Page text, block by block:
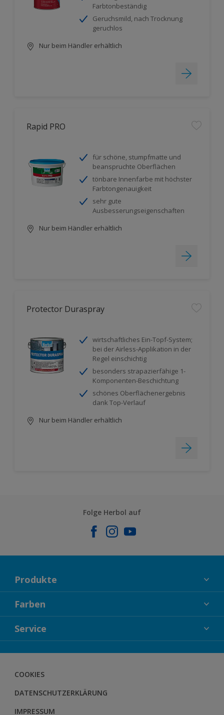
Farbtonbeständig
Geruchsmild, nach Trocknung
geruchlos
Nur beim Händler erhältlich
Rapid PRO
für schöne, stumpfmatte und
beanspruchte Oberflächen
tönbare Innenfarbe mit höchster
Farbtongenauigkeit
sehr gute
Ausbesserungseigenschaften
Nur beim Händler erhältlich
Protector Duraspray
wirtschaftliches Ein-Topf-System;
bei der Airless-Applikation in der
Regel einschichtig
besonders strapazierfähige 1-
Komponenten-Beschichtung
schönes Oberflächenergebnis
dank Top-Verlauf
Nur beim Händler erhältlich
Folge Herbol auf
Produkte
FASSADENFARBEN
INNENFARBEN
LACKE
BODENSYSTEM
Farben
KOLLEKTIONEN
FARBTRENDS
FARBBERATUNG
Service
HERBOL NACHRICHTEN
HERBOL WERBEMITTELSHOP
SCHULUNGEN
COOKIES
DATENSCHUTZERKLÄRUNG
IMPRESSUM